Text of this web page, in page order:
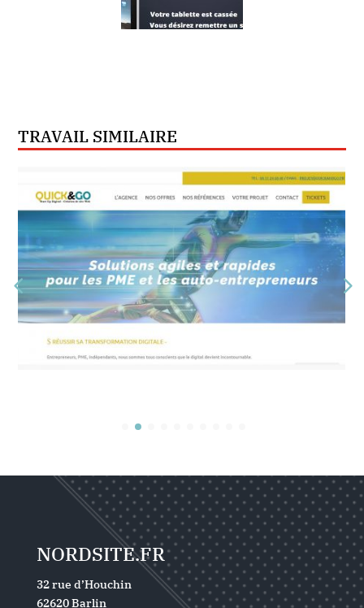
TRAVAIL SIMILAIRE
NORDSITE.FR
32 rue d’Houchin
62620 Barlin